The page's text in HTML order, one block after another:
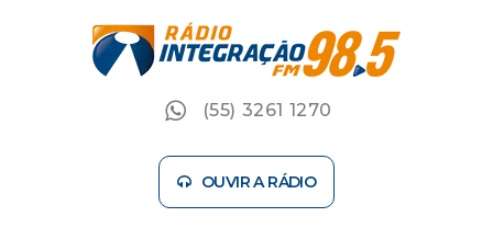
(55) 3261 1270
OUVIR A RÁDIO